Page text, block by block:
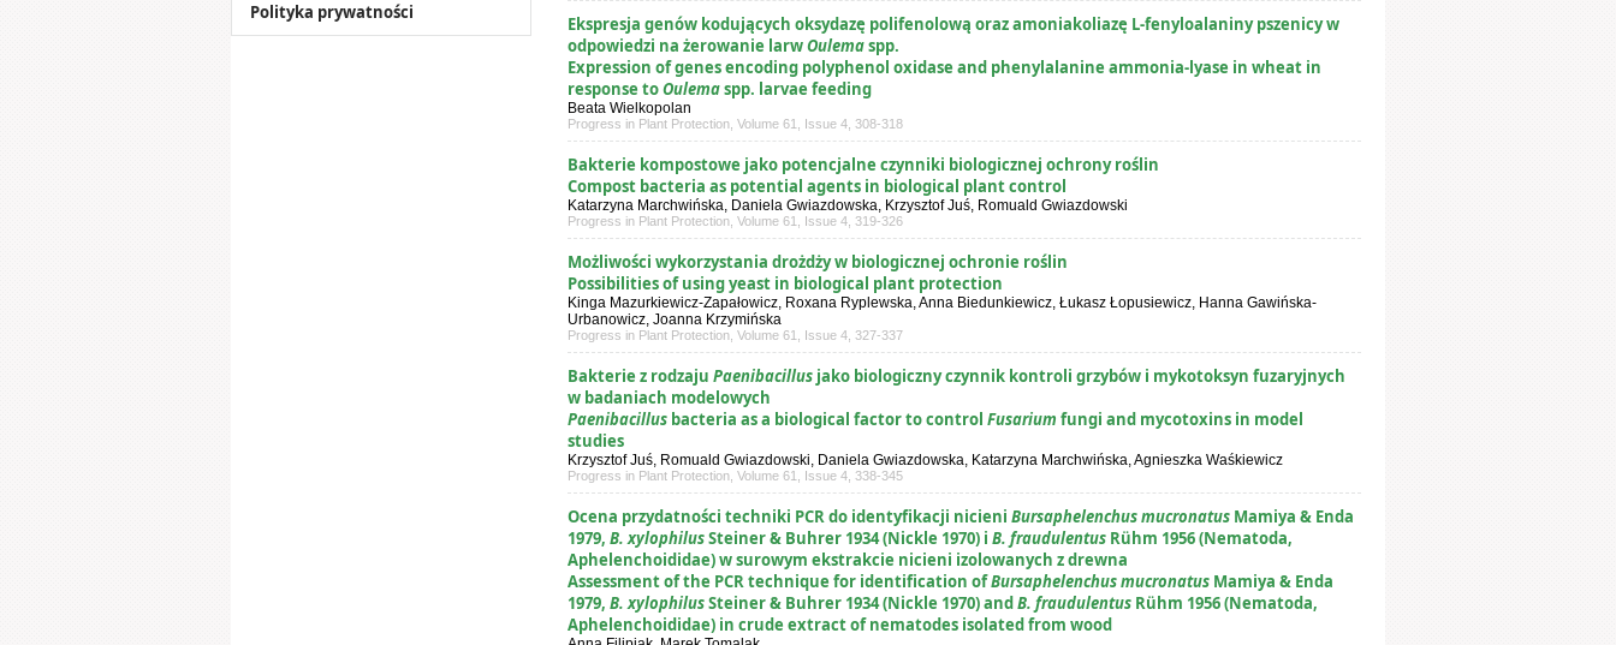
Polityka prywatności
Ekspresja genów kodujących oksydazę polifenolową oraz amoniakoliazę L-fenyloalaniny pszenicy w
odpowiedzi na żerowanie larwOulemaspp.
Expression of genes encoding polyphenol oxidase and phenylalanine ammonia-lyase in wheat in
response toOulemaspp. larvae feeding
Beata Wielkopolan
Progress in Plant Protection, Volume 61, Issue 4, 308-318
Bakterie kompostowe jako potencjalne czynniki biologicznej ochrony roślin
Compost bacteria as potential agents in biological plant control
Katarzyna Marchwińska, Daniela Gwiazdowska, Krzysztof Juś, Romuald Gwiazdowski
Progress in Plant Protection, Volume 61, Issue 4, 319-326
Możliwości wykorzystania drożdży w biologicznej ochronie roślin
Possibilities of using yeast in biological plant protection
Kinga Mazurkiewicz-Zapałowicz, Roxana Ryplewska, Anna Biedunkiewicz, Łukasz Łopusiewicz, Hanna Gawińska-
Urbanowicz, Joanna Krzymińska
Progress in Plant Protection, Volume 61, Issue 4, 327-337
Bakterie z rodzaju Paenibacillus jako biologiczny czynnik kontroli grzybów i mykotoksyn fuzaryjnych
w badaniach modelowych
Paenibacillus bacteria as a biological factor to control Fusarium fungi and mycotoxins in model
studies
Krzysztof Juś, Romuald Gwiazdowski, Daniela Gwiazdowska, Katarzyna Marchwińska, Agnieszka Waśkiewicz
Progress in Plant Protection, Volume 61, Issue 4, 338-345
Ocena przydatności techniki PCR do identyfikacji nicieni Bursaphelenchus mucronatus Mamiya & Enda
1979, B. xylophilusSteiner & Buhrer 1934 (Nickle 1970) i B. fraudulentus Rühm 1956 (Nematoda,
Aphelenchoididae) w surowym ekstrakcie nicieni izolowanych z drewna
Assessment of the PCR technique for identification ofBursaphelenchus mucronatus Mamiya & Enda
1979, B. xylophilusSteiner & Buhrer 1934(Nickle 1970) andB. fraudulentus Rühm 1956 (Nematoda,
Aphelenchoididae) in crude extract of nematodes isolated from wood